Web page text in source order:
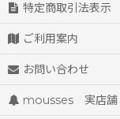
特定商取引法表示
ご利用案内
お問い合わせ
mousses 実店舗